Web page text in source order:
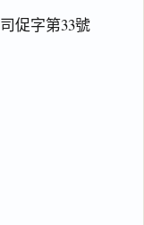
促字第33號